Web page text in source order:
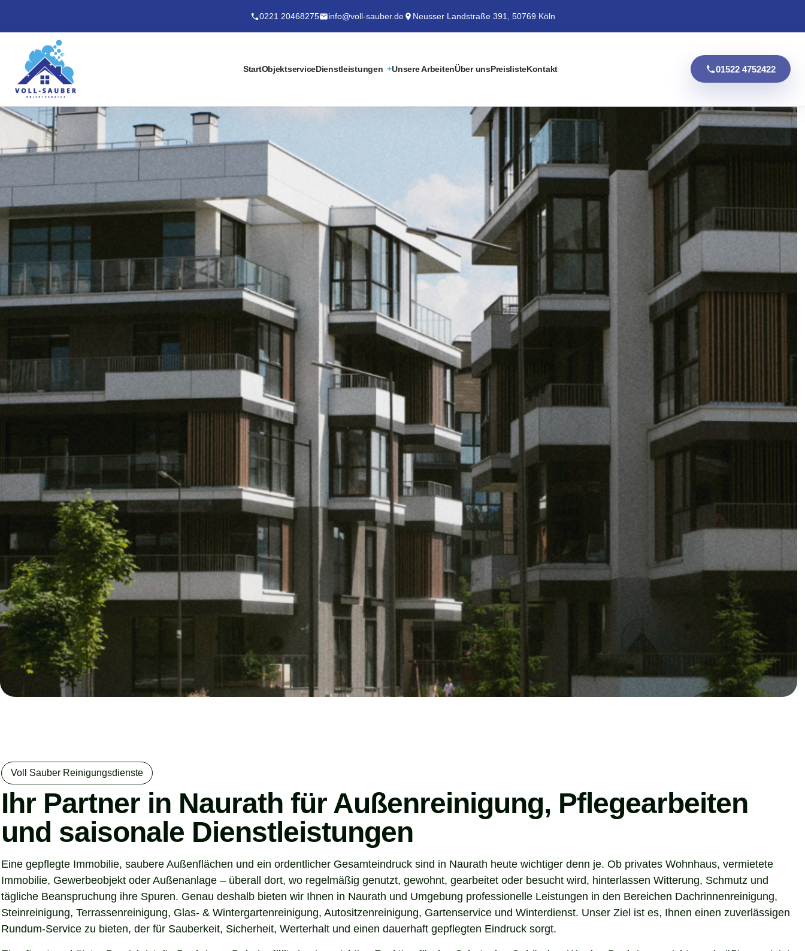
0221 20468275 info@voll-sauber.de Neusser Landstraße 391, 50769 Köln
StartObjektserviceDienstleistungen Unsere ArbeitenÜber unsPreislisteKontakt 01522 4752422
Voll Sauber Reinigungsdienste
Ihr Partner in Naurath für Außenreinigung, Pflegearbeiten
und saisonale Dienstleistungen
Eine gepflegte Immobilie, saubere Außenflächen und ein ordentlicher Gesamteindruck sind in Naurath heute wichtiger denn je. Ob privates Wohnhaus, vermietete
Immobilie, Gewerbeobjekt oder Außenanlage – überall dort, wo regelmäßig genutzt, gewohnt, gearbeitet oder besucht wird, hinterlassen Witterung, Schmutz und
tägliche Beanspruchung ihre Spuren. Genau deshalb bieten wir Ihnen in Naurath und Umgebung professionelle Leistungen in den Bereichen Dachrinnenreinigung,
Steinreinigung, Terrassenreinigung, Glas- & Wintergartenreinigung, Autositzenreinigung, Gartenservice und Winterdienst. Unser Ziel ist es, Ihnen einen zuverlässigen
Rundum-Service zu bieten, der für Sauberkeit, Sicherheit, Werterhalt und einen dauerhaft gepflegten Eindruck sorgt.